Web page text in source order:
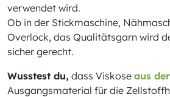
verwendet wird.
Ob in der Stickmaschine,
Overlock, das Qualitätsgarn wird
sicher gerecht.
Wusstest du, dass Viskose aus
Ausgangsmaterial für die